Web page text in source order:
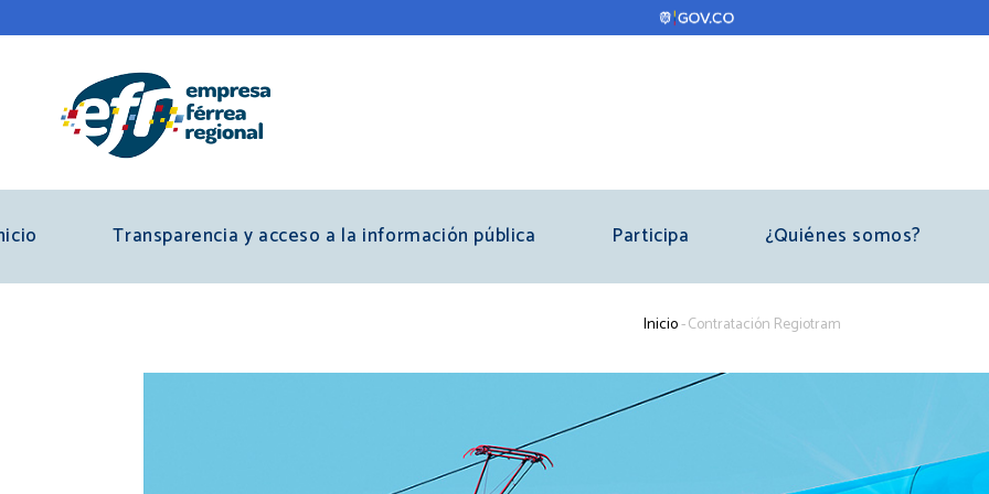
contenido
Transparencia y acceso a la información pública Participa ¿Quiénes somos?
Sobrescribir
enlaces
de
Inicio-Contratación Regiotram